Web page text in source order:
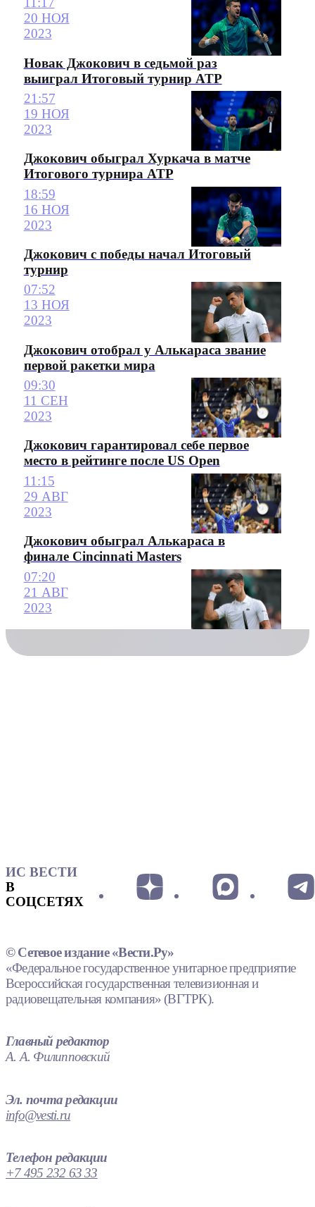
20 НОЯ
2023
Новак Джокович в седьмой раз
выиграл Итоговый турнир ATP
21:57
19 НОЯ
2023
Джокович обыграл Хуркача в матче
Итогового турнира ATP
18:59
16 НОЯ
2023
Джокович с победы начал Итоговый
турнир
07:52
13 НОЯ
2023
Джокович отобрал у Алькараса звание
первой ракетки мира
09:30
11 СЕН
2023
Джокович гарантировал себе первое
место в рейтинге после US Open
11:15
29 АВГ
2023
Джокович обыграл Алькараса в
финале Cincinnati Masters
07:20
21 АВГ
2023
ИС ВЕСТИ
В
СОЦСЕТЯХ
© Сетевое издание «Вести.Ру»
«Федеральное государственное унитарное предприятие
Всероссийская государственная телевизионная и
радиовещательная компания» (ВГТРК).
Главный редактор
А. А. Филипповский
Эл. почта редакции
info@vesti.ru
Телефон редакции
+7 495 232 63 33